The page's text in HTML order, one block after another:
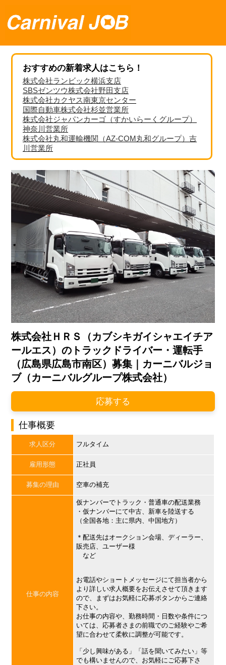
おすすめの新着求人はこちら！
株式会社ランビック横浜支店
SBSゼンツウ株式会社野田支店
株式会社カクヤス南東京センター
国際自動車株式会社杉並営業所
株式会社ジャパンカーゴ（すかいらーくグループ）
神奈川営業所
株式会社丸和運輸機関（AZ-COM丸和グループ）吉
川営業所
株式会社ＨＲＳ（カブシキガイシャエイチア
ールエス）のトラックドライバー・運転手
（広島県広島市南区）募集｜カーニバルジョ
ブ（カーニバルグループ株式会社）
応募する
仕事概要
求人区分 フルタイム
雇用形態 正社員
募集の理由 空車の補充
仕事の内容
仮ナンバーでトラック・普通車の配送業務
・仮ナンバーにて中古、新車を陸送する
（全国各地：主に県内、中国地方）
＊配送先はオークション会場、ディーラー、
販売店、ユーザー様
など
お電話やショートメッセージにて担当者から
より詳しい求人概要をお伝えさせて頂きます
ので、まずはお気軽に応募ボタンからご連絡
下さい。
お仕事の内容や、勤務時間・日数や条件につ
いては、応募者さまの前職でのご経験やご希
望に合わせて柔軟に調整が可能です。
「少し興味がある」「話を聞いてみたい」等
でも構いませんので、お気軽にご応募下さ